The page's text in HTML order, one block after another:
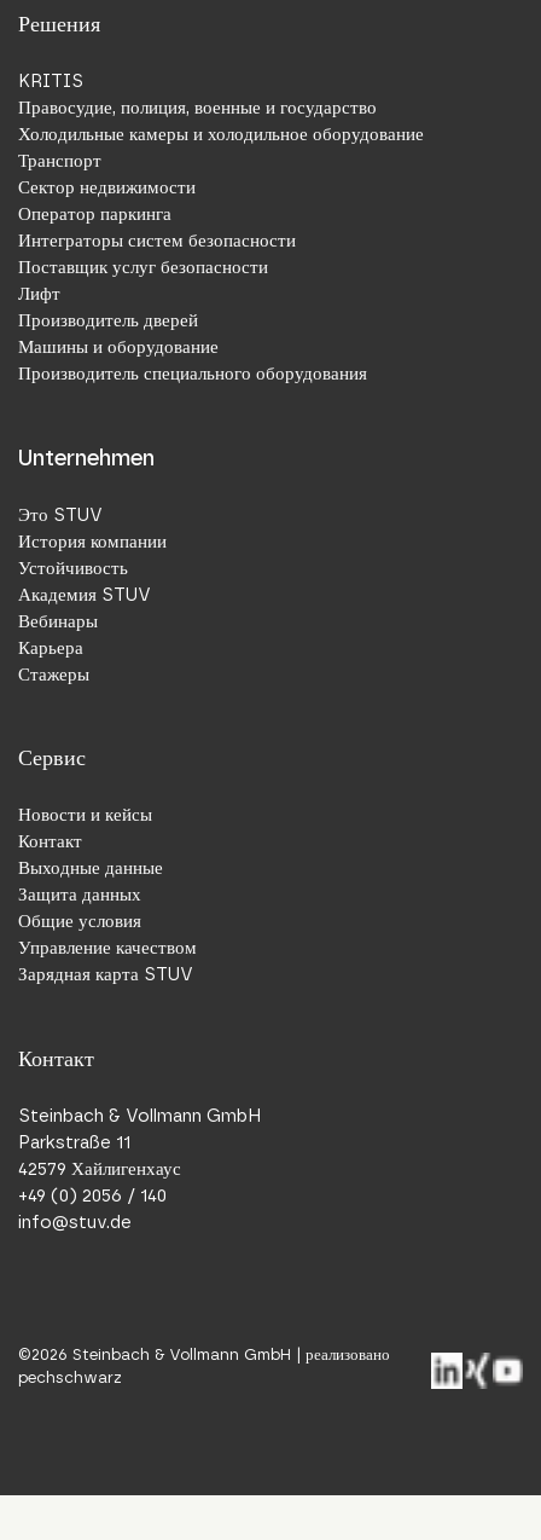
Решения
KRITIS
Правосудие, полиция, военные и государство
Холодильные камеры и холодильное оборудование
Транспорт
Сектор недвижимости
Оператор паркинга
Интеграторы систем безопасности
Поставщик услуг безопасности
Лифт
Производитель дверей
Машины и оборудование
Производитель специального оборудования
Unternehmen
Это STUV
История компании
Устойчивость
Академия STUV
Вебинары
Карьера
Стажеры
Сервис
Новости и кейсы
Контакт
Выходные данные
Защита данных
Общие условия
Управление качеством
Зарядная карта STUV
Контакт
Steinbach & Vollmann GmbH
Parkstraße 11
42579 Хайлигенхаус
+49 (0) 2056 / 140
info@stuv.de
©2026 Steinbach & Vollmann GmbH | реализовано
pechschwarz